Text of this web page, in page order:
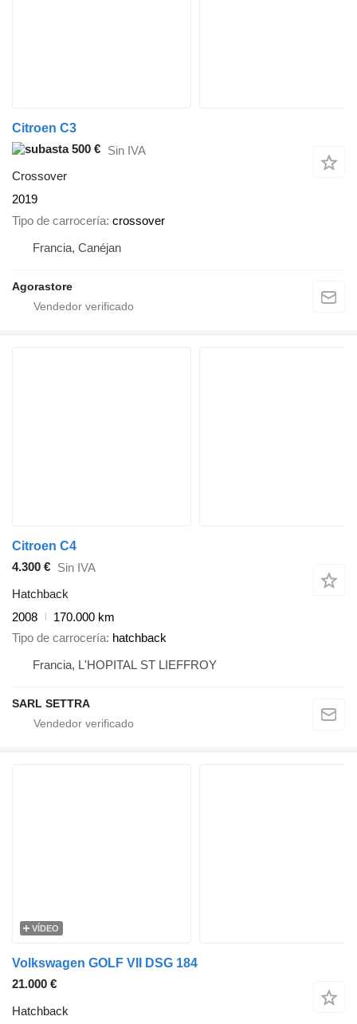
Citroen C3
500 € Sin IVA
Crossover
2019
Tipo de carrocería crossover
Francia, Canéjan
Agorastore
Citroen C4
4.300 € Sin IVA
Hatchback
2008
170.000 km
Tipo de carrocería hatchback
Francia, L'HOPITAL ST LIEFFROY
SARL SETTRA
VÍDEO
Volkswagen GOLF VII DSG 184
21.000 €
Hatchback